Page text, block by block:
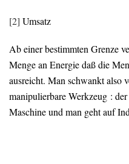
[2] Umsatz
Ab einer bestimmten Grenze
Menge an Energie daß die
ausreicht. Man schwankt also
manipulierbare Werkzeug :
Maschine und man geht auf